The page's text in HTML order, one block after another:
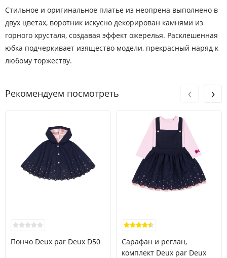
Стильное и оригинальное платье из неопрена выполнено в
двух цветах, воротник искусно декорирован камнями из
горного хрусталя, создавая эффект ожерелья. Расклешенная
юбка подчеркивает изящество модели, прекрасный наряд к
любому торжеству.
Рекомендуем посмотреть
Пончо Deux par Deux D50
Сарафан и реглан,
комплект Deux par Deux
‹ ›